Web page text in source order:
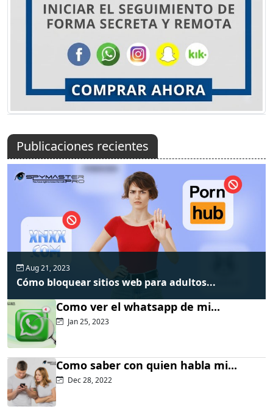
Publicaciones recientes
Aug 21, 2023
Cómo bloquear sitios web para adultos...
Como ver el whatsapp de mi...
Jan 25, 2023
Como saber con quien habla mi...
Dec 28, 2022